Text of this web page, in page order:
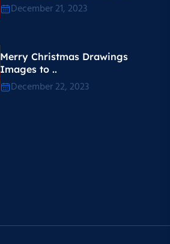
December 21, 2023
Merry Christmas Drawings
Images to ..
December 22, 2023